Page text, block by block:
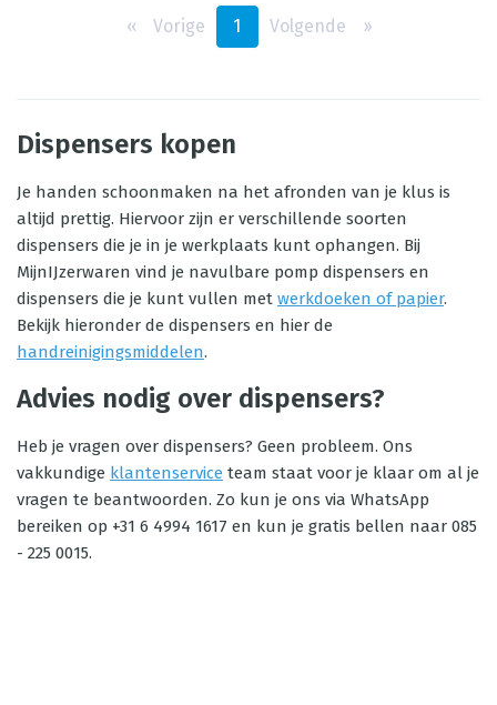
‹‹ Vorige 1 Volgende ››
Dispensers kopen
Je handen schoonmaken na het afronden van je klus is
altijd prettig. Hiervoor zijn er verschillende soorten
dispensers die je in je werkplaats kunt ophangen. Bij
MijnIJzerwaren vind je navulbare pomp dispensers en
dispensers die je kunt vullen met werkdoeken of papier.
Bekijk hieronder de dispensers en hier de
handreinigingsmiddelen.
Advies nodig over dispensers?
Heb je vragen over dispensers? Geen probleem. Ons
vakkundige klantenservice team staat voor je klaar om al je
vragen te beantwoorden. Zo kun je ons via WhatsApp
bereiken op +31 6 4994 1617 en kun je gratis bellen naar 085
- 225 0015.